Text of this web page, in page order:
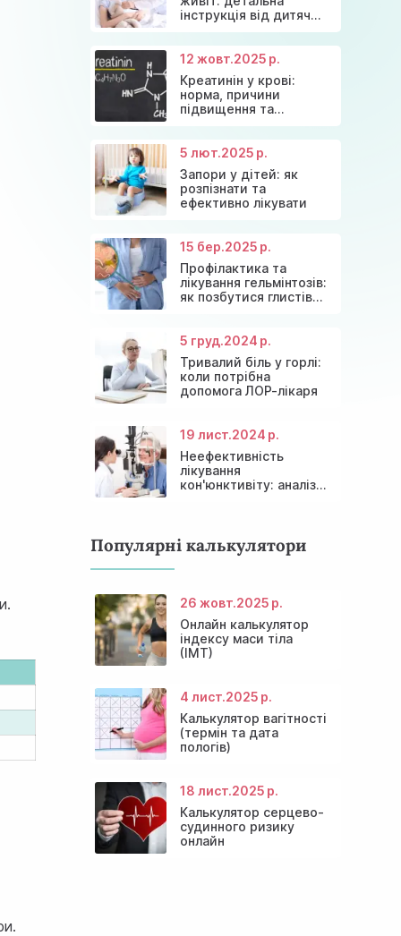
інструкція від дитячих
12 жовт.2025 р.
Креатинін у крові:
норма, причини
підвищення та
5 лют.2025 р.
Запори у дітей: як
розпізнати та
ефективно лікувати
15 бер.2025 р.
Профілактика та
лікування гельмінтозів:
як позбутися глистів
5 груд.2024 р.
Тривалий біль у горлі:
коли потрібна
допомога ЛОР-лікаря
19 лист.2024 р.
Неефективність
лікування
кон'юнктивіту: аналіз
Популярні калькулятори
26 жовт.2025 р.
Онлайн калькулятор
індексу маси тіла
(ІМТ)
4 лист.2025 р.
Калькулятор вагітності
(термін та дата
пологів)
18 лист.2025 р.
Калькулятор серцево-
судинного ризику
онлайн